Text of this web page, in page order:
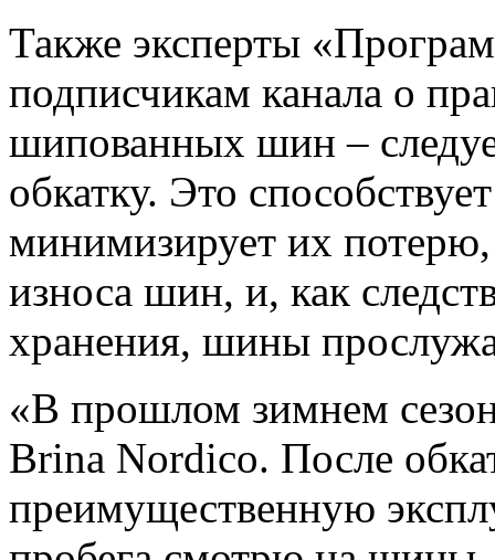
Также эксперты
подписчикам канала о
шипованных шин –
обкатку. Это
минимизирует их
износа шин, и, как
хранения, шины
«В прошлом зимнем
Brina Nordico. После
преимущественную